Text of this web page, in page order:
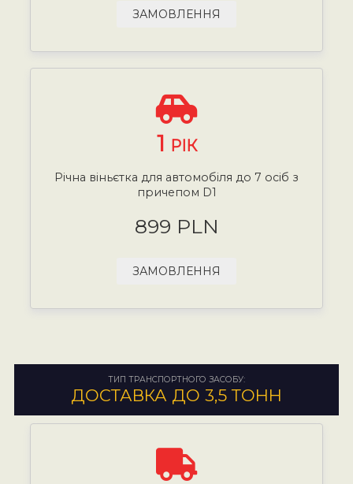
ЗАМОВЛЕННЯ
1 РІК
Річна віньєтка для автомобіля до 7 осіб з
причепом D1
899 PLN
ЗАМОВЛЕННЯ
ТИП ТРАНСПОРТНОГО ЗАСОБУ:
ДОСТАВКА ДО 3,5 ТОНН